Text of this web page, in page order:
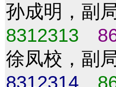
孙成明，副
8312313
徐凤校，副
8312314